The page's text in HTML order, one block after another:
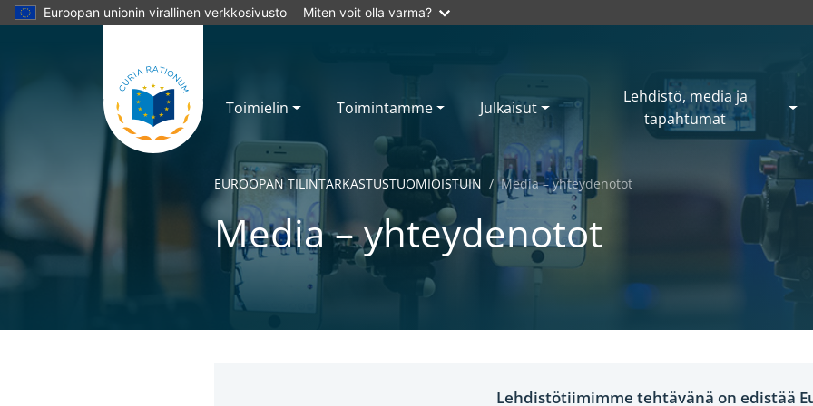
Euroopan unionin virallinen verkkosivusto Miten voit olla varma?
Toimielin Toimintamme Julkaisut
Lehdistö, media ja
tapahtumat
EUROOPAN TILINTARKASTUSTUOMIOISTUIN Media – yhteydenotot
Media – yhteydenotot
Lehdistötiimimme tehtävänä on edistää